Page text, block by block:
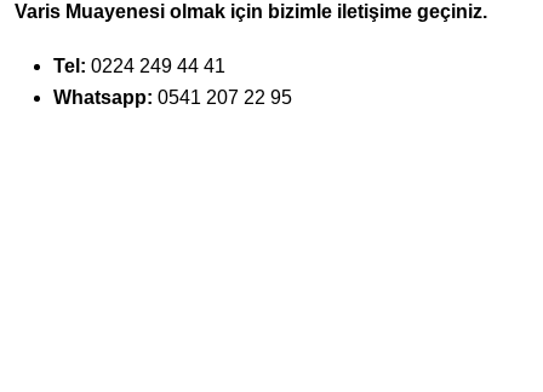
Varis Muayenesi olmak için bizimle iletişime geçiniz.
Tel: 0224 249 44 41
Whatsapp: 0541 207 22 95